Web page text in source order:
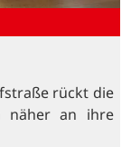
rückt die
näher an ihre